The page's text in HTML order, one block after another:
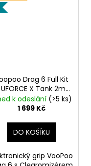
Drag 6 Full Kit
X Tank 2ml
Silver4400mAh
k odeslání (>5 ks)
1 699 Kč
DO KOŠÍKU
grip VooPoo